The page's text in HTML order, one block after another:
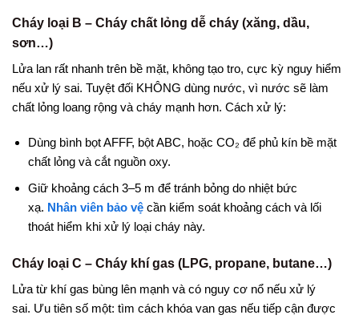
Cháy loại B – Cháy chất lỏng dễ cháy (xăng, dầu,
sơn…)
Lửa lan rất nhanh trên bề mặt, không tạo tro, cực kỳ nguy hiểm
nếu xử lý sai. Tuyệt đối KHÔNG dùng nước, vì nước sẽ làm
chất lỏng loang rộng và cháy mạnh hơn. Cách xử lý:
Dùng bình bọt AFFF, bột ABC, hoặc CO₂ để phủ kín bề mặt
chất lỏng và cắt nguồn oxy.
Giữ khoảng cách 3–5 m để tránh bỏng do nhiệt bức
xạ. Nhân viên bảo vệcần kiểm soát khoảng cách và lối
thoát hiểm khi xử lý loại cháy này.
Cháy loại C – Cháy khí gas (LPG, propane, butane…)
Lửa từ khí gas bùng lên mạnh và có nguy cơ nổ nếu xử lý
sai. Ưu tiên số một: tìm cách khóa van gas nếu tiếp cận được